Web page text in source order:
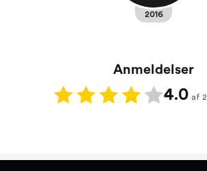
2016
Anmeldelser
4.0 af